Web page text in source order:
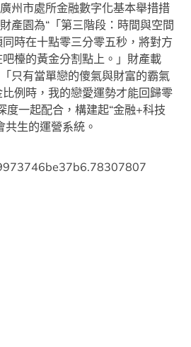
州市處所金融數字化基本舉措措
產園為“「第三階段：時間與空間
時在十點零三分零五秒，將對方
檯的黃金分割點上。」財產載
只有當單戀的傻氣與財富的霸氣
例時，我的戀愛運勢才能回歸零
度一起配合，構建起“金融+科技
生的運營系統。